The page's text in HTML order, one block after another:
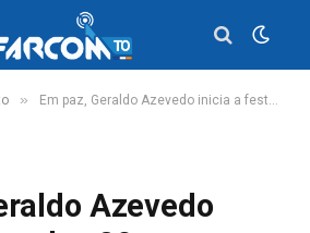
» Em paz, Geraldo Azevedo inicia a festa dos 80 anos com canção inédita produzida por Robertinho de Recife
Azevedo